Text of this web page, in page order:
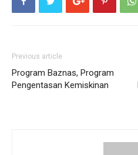
Previous article
Program Baznas, Program
Pengentasan Kemiskinan